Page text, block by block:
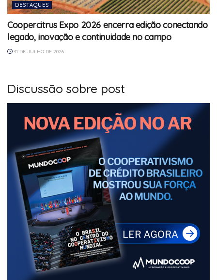
DESTAQUES
Coopercitrus Expo 2026 encerra edição conectando
legado, inovação e continuidade no campo
31 DE JULHO DE 2026
Discussão sobre post